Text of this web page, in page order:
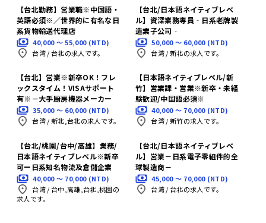
【台北勤務】営業職※中国語・
英語必須※／世界的に有名な日
系貨物輸送代理店
40,000 〜 55,000 (NTD)
台湾/台北の求人です。
【台北/日本語ネイティブレベ
ル】資深業務專員‐日系老牌製
造業子公司‐
50,000 〜 60,000 (NTD)
台湾/新北の求人です。
【台北】営業※新卒OK！フレ
ックスタイム！VISAサポート
有※－大手厨房機器メーカー
35,000 〜 60,000 (NTD)
台湾/新北,台北の求人です。
【日本語ネイティブレベル/新
竹】営業課・営業※新卒・未経
験歓迎/中国語必須※
40,000 〜 70,000 (NTD)
台湾/新竹の求人です。
【台北/桃園/台中/高雄】業務/
日本語ネイティブレベル※新卒
可ー日系知名物流及倉儲企業
40,000 〜 70,000 (NTD)
台湾/台中,高雄,台北,桃園の
求人です。
【台北/日本語ネイティブレベ
ル】営業－日系電子零組件的全
球製造商－
45,000 〜 70,000 (NTD)
台湾/台北の求人です。